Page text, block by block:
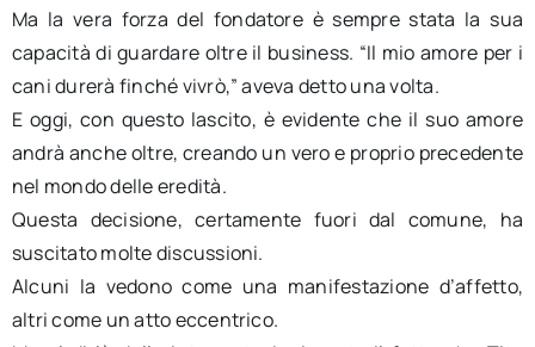
Ma la vera forza del fondatore è sempre stata la sua
capacità di guardare oltre il business. “Il mio amore per i
cani durerà finché vivrò,” aveva detto una volta.
E oggi, con questo lascito, è evidente che il suo amore
andrà anche oltre, creando un vero e proprio precedente
nel mondo delle eredità.
Questa decisione, certamente fuori dal comune, ha
suscitato molte discussioni.
Alcuni la vedono come una manifestazione d’affetto,
altri come un atto eccentrico.